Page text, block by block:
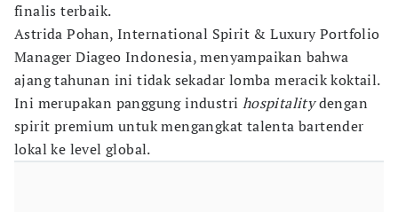
finalis terbaik.
Astrida Pohan, International Spirit & Luxury Portfolio
Manager Diageo Indonesia, menyampaikan bahwa
ajang tahunan ini tidak sekadar lomba meracik koktail.
Ini merupakan panggung industri hospitalitydengan
spirit premium untuk mengangkat talenta bartender
lokal ke level global.